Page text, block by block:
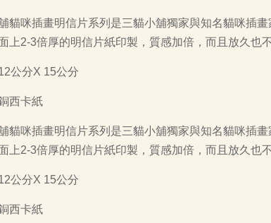
貓咪插畫明信片系列是三貓小舖獨家與知名貓咪插
上2-3倍厚的明信片紙印製，質感加倍，而且放久也
公分X 15公分
西卡紙
貓咪插畫明信片系列是三貓小舖獨家與知名貓咪插
上2-3倍厚的明信片紙印製，質感加倍，而且放久也
公分X 15公分
西卡紙